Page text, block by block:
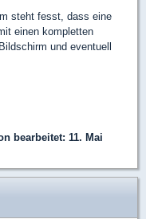
steht fesst, dass eine
einen kompletten
und eventuell
bearbeitet: 11. Mai